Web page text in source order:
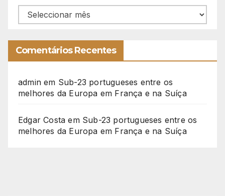
Arquivo
Comentários Recentes
admin em Sub-23 portugueses entre os
melhores da Europa em França e na Suíça
Edgar Costa em Sub-23 portugueses entre os
melhores da Europa em França e na Suíça